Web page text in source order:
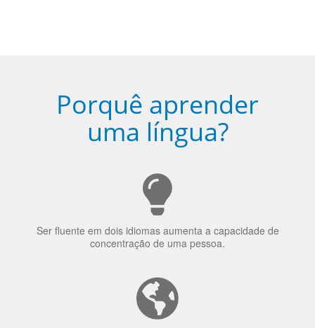
Porquê aprender
uma língua?
concentração de uma pessoa.